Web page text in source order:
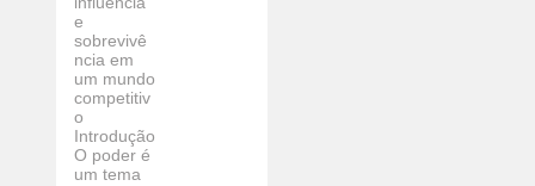
e
sobrevivê
ncia em
um mundo
competitiv
o
Introdução
O poder é
um tema